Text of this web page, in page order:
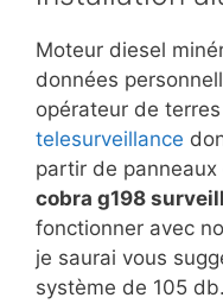
Moteur diesel
données
opérateur de terres
telesurveillance
partir de panneaux
cobra g198
fonctionner avec
je saurai vous
système de 105